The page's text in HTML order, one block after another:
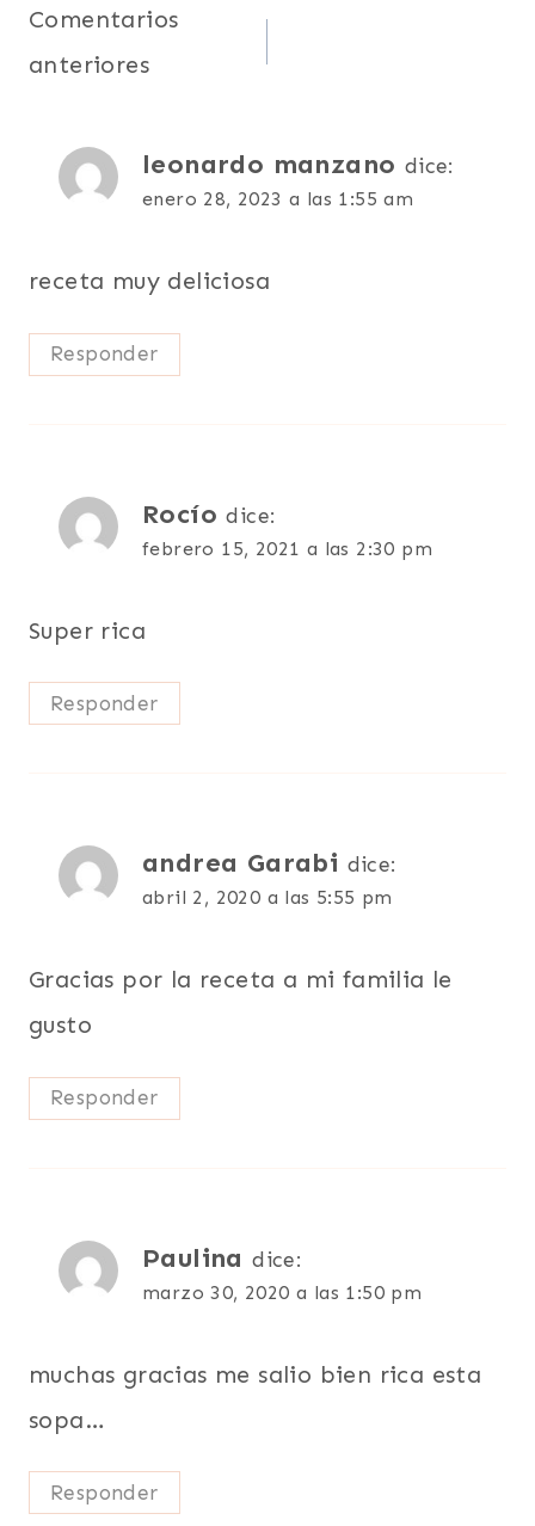
Navegación
de
comentarios
Comentarios
anteriores
leonardo manzano dice:
enero 28, 2023 a las 1:55 am
receta muy deliciosa
Responder
Rocío dice:
febrero 15, 2021 a las 2:30 pm
Super rica
Responder
andrea Garabi dice:
abril 2, 2020 a las 5:55 pm
Gracias por la receta a mi familia le
gusto
Responder
Paulina dice:
marzo 30, 2020 a las 1:50 pm
muchas gracias me salio bien rica esta
sopa…
Responder